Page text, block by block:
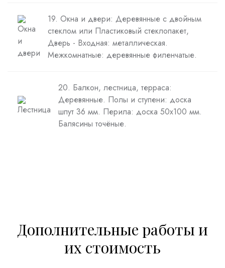
19. Окна и двери: Деревянные с двойным
стеклом или Пластиковый стеклопакет,
Дверь - Входная: металлическая.
Межкомнатные: деревянные филенчатые.
20. Балкон, лестница, терраса:
Деревянные. Полы и ступени: доска
шпут 36 мм. Перила: доска 50х100 мм.
Балясины точёные.
Дополнительные работы и
их стоимость